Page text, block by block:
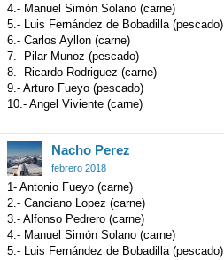
4.- Manuel Simón Solano (carne)
5.- Luis Fernández de Bobadilla (pescado)
6.- Carlos Ayllon (carne)
7.- Pilar Munoz (pescado)
8.- Ricardo Rodriguez (carne)
9.- Arturo Fueyo (pescado)
10.- Angel Viviente (carne)
Nacho Perez
febrero 2018
1- Antonio Fueyo (carne)
2.- Canciano Lopez (carne)
3.- Alfonso Pedrero (carne)
4.- Manuel Simón Solano (carne)
5.- Luis Fernández de Bobadilla (pescado)